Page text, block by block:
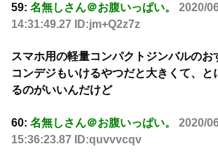
59: 名無しさん＠お腹いっぱい。
2020/
14:31:49.27 ID:jm+Q2z7z
スマホ用の軽量コンパクトジンバルのお
コンデジもいけるやつだと大きくて、と
るのがいいんだけど
60: 名無しさん＠お腹いっぱい。
2020/
15:36:23.87 ID:quvvvcqv